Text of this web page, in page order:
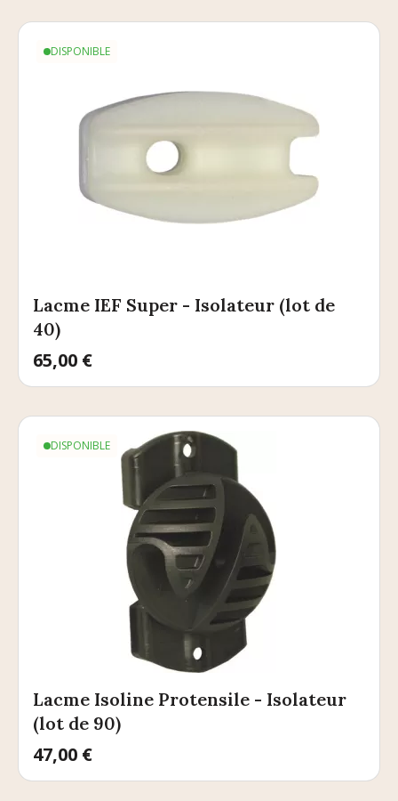
DISPONIBLE
Lacme IEF Super - Isolateur (lot de
40)
Prix
65,00 €
DISPONIBLE
Lacme Isoline Protensile - Isolateur
(lot de 90)
Prix
47,00 €